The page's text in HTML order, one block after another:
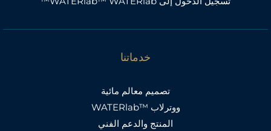
خدماتنا
تصميم معالم مائية
ووترلاب ™WATERlab
المنتج والدعم الفني